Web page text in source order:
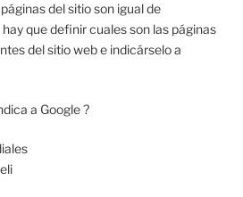
del sitio son igual de
que definir cuales son las páginas
del sitio web e indicárselo a
a Google ?